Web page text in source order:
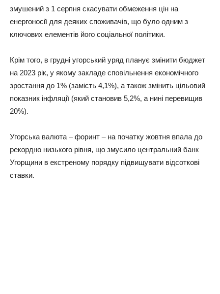
змушений з 1 серпня скасувати обмеження цін на
енергоносії для деяких споживачів, що було одним з
ключових елементів його соціальної політики.
Крім того, в грудні угорський уряд планує змінити бюджет
на 2023 рік, у якому закладе сповільнення економічного
зростання до 1% (замість 4,1%), а також змінить цільовий
показник інфляції (який становив 5,2%, а нині перевищив
20%).
Угорська валюта – форинт – на початку жовтня впала до
рекордно низького рівня, що змусило центральний банк
Угорщини в екстреному порядку підвищувати відсоткові
ставки.